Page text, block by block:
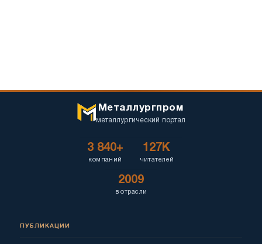
Металлургпром
металлургический портал
3 840+
компаний
127K
читателей
2009
в отрасли
ПУБЛИКАЦИИ